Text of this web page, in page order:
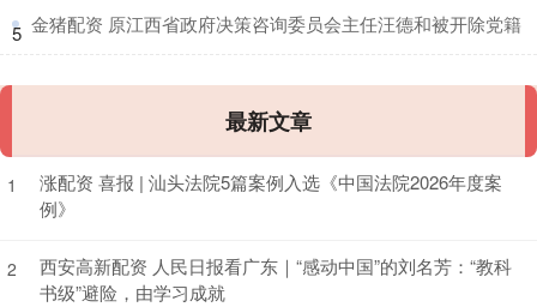
5 ​金猪配资 原江西省政府决策咨询委员会主任汪德和被开除党籍
最新文章
1
涨配资 喜报 | 汕头法院5篇案例入选《中国法院2026年度案
例》
2
西安高新配资 人民日报看广东｜“感动中国”的刘名芳：“教科
书级”避险，由学习成就